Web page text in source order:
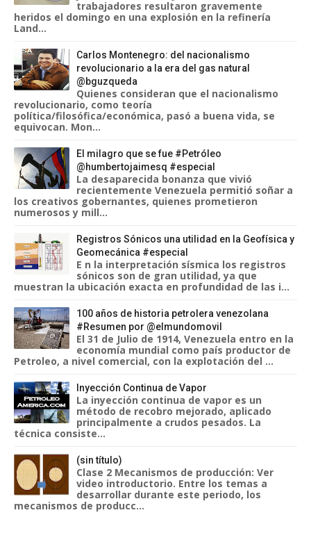
trabajadores resultaron gravemente
heridos el domingo en una explosión en la refinería
Land...
Carlos Montenegro: del nacionalismo
revolucionario a la era del gas natural
@bguzqueda
Quienes consideran que el nacionalismo
revolucionario, como teoría
política/filosófica/económica, pasó a buena vida, se
equivocan. Mon...
El milagro que se fue #Petróleo
@humbertojaimesq #especial
La desaparecida bonanza que vivió
recientemente Venezuela permitió soñar a
los creativos gobernantes, quienes prometieron
numerosos y mill...
Registros Sónicos una utilidad en la Geofísica y
Geomecánica #especial
E n la interpretación sísmica los registros
sónicos son de gran utilidad, ya que
muestran la ubicación exacta en profundidad de las i...
100 años de historia petrolera venezolana
#Resumen por @elmundomovil
El 31 de Julio de 1914, Venezuela entro en la
economía mundial como país productor de
Petroleo, a nivel comercial, con la explotación del ...
Inyección Continua de Vapor
La inyección continua de vapor es un
método de recobro mejorado, aplicado
principalmente a crudos pesados. La
técnica consiste...
(sin título)
Clase 2 Mecanismos de producción: Ver
video introductorio. Entre los temas a
desarrollar durante este periodo, los
mecanismos de producc...